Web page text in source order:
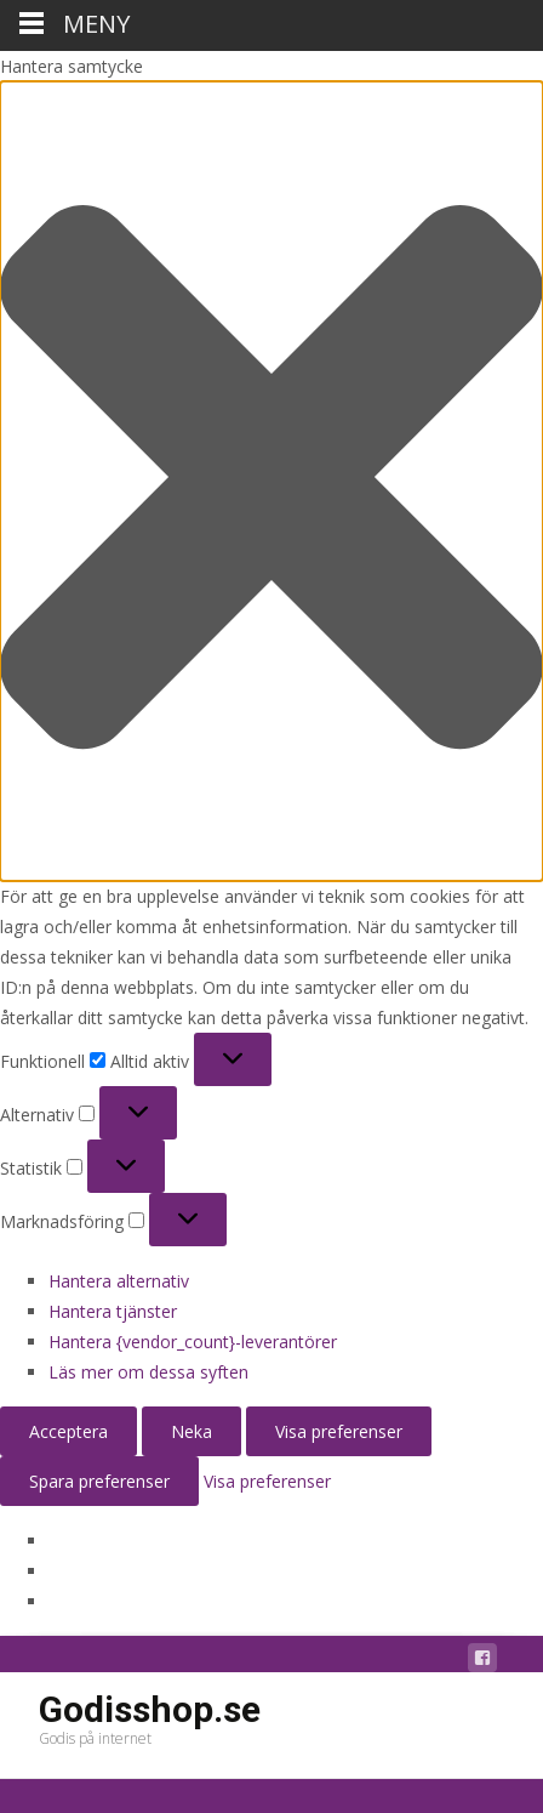
Hantera samtycke
För att ge en bra upplevelse använder vi teknik som cookies för att
lagra och/eller komma åt enhetsinformation. När du samtycker till
dessa tekniker kan vi behandla data som surfbeteende eller unika
ID:n på denna webbplats. Om du inte samtycker eller om du
återkallar ditt samtycke kan detta påverka vissa funktioner negativt.
Funktionell
Alltid aktiv
Alternativ
Statistik
Marknadsföring
Hantera alternativ
Hantera tjänster
Hantera {vendor_count}-leverantörer
Läs mer om dessa syften
Acceptera Neka Visa preferenser
Spara preferenser Visa preferenser
Godisshop.se
Godis på internet
MENY